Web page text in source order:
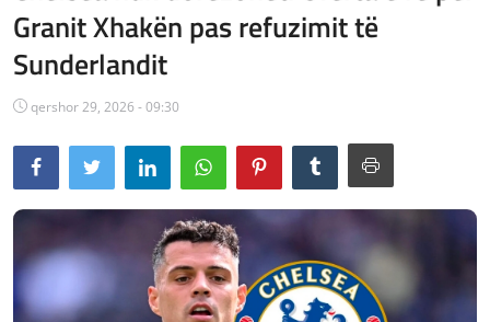
LAJME MAQEDONI
SHQIPERI
KOSOVA
LAJME NGA BOTA
SHOWBIZ
SPORT
SHENDETI
Granit Xhakën pas refuzimit të
Sunderlandit
qershor 29, 2026 - 09:30